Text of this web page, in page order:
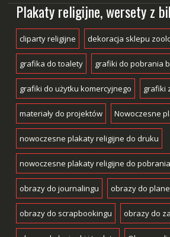
Plakaty religijne, wersety z
cliparty religijne dekoracja sklepu
grafika do toalety grafiki do pobrania
grafiki do użytku komercyjnego grafiki
materiały do projektów Nowoczesne
nowoczesne plakaty religijne do druku
nowoczesne plakaty religijne do pobrania
obrazy do journalingu obrazy do
obrazy do scrapbookingu obrazy do